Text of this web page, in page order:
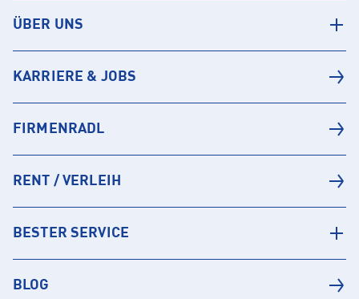
ÜBER UNS
KARRIERE & JOBS
FIRMENRADL
RENT / VERLEIH
BESTER SERVICE
BLOG